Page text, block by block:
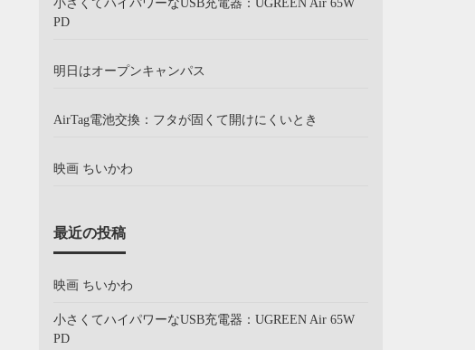
PD
明日はオープンキャンパス
AirTag電池交換：フタが固くて開けにくいとき
映画 ちいかわ
最近の投稿
映画 ちいかわ
小さくてハイパワーなUSB充電器：UGREEN Air 65W
PD